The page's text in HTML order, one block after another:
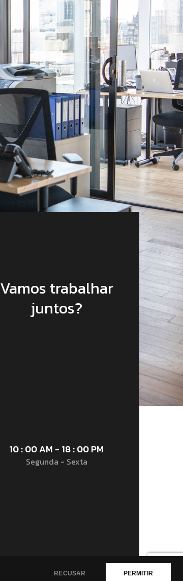
RECUSAR PERMITIR
Vamos trabalhar
juntos?
10 : 00 AM - 18 : 00 PM
Segunda - Sexta